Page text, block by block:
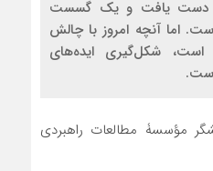
دست یافت و یک گسست
اما آنچه امروز با چالش
است، شکل‌گیری ایده‌های
مؤسسۀ مطالعات راهبردی